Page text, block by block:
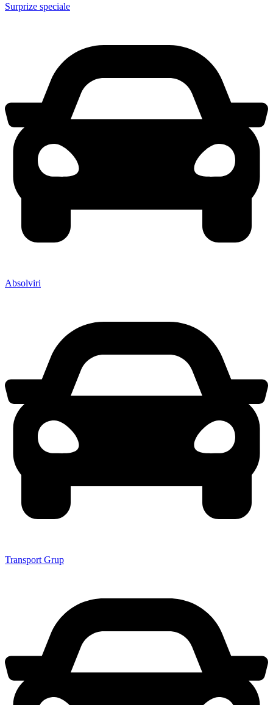
Surprize speciale
Absolviri
Transport Grup